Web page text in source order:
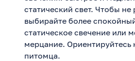
статический свет. Чтобы не
выбирайте более
статическое свечение или
мерцание. Ориентируйтесь
питомца.